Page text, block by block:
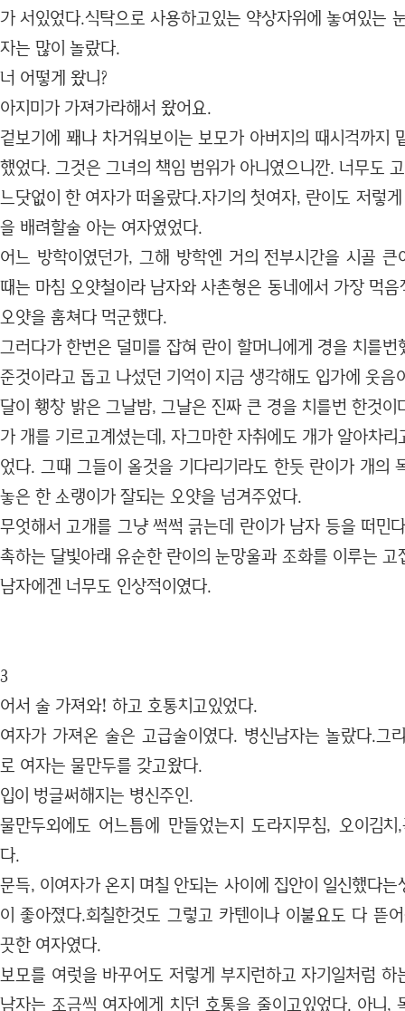
가 서있었다.식탁으로 사용하고있는 약상자위에 놓여있는
자는 많이 놀랐다.
너 어떻게 왔니?
아지미가 가져가라해서 왔어요.
겉보기에 꽤나 차거워보이는 보모가 아버지의 때시걱까지
했었다. 그것은 그녀의 책임 범위가 아니였으니깐. 너무도
느닷없이 한 여자가 떠올랐다.자기의 첫여자, 란이도 저렇
을 배려할술 아는 여자였었다.
어느 방학이였던가, 그해 방학엔 거의 전부시간을 시골
때는 마침 오얏철이라 남자와 사촌형은 동네에서 가장 먹
오얏을 훔쳐다 먹군했다.
그러다가 한번은 덜미를 잡혀 란이 할머니에게 경을 치를
준것이라고 돕고 나섰던 기억이 지금 생각해도 입가에 웃음
달이 횅창 밝은 그날밤, 그날은 진짜 큰 경을 치를번 한것이
가 개를 기르고계셨는데, 자그마한 자취에도 개가 알아차
었다. 그때 그들이 올것을 기다리기라도 한듯 란이가 개의
놓은 한 소랭이가 잘되는 오얏을 넘겨주었다.
무엇해서 고개를 그냥 썩썩 긁는데 란이가 남자 등을 떠민
촉하는 달빛아래 유순한 란이의 눈망울과 조화를 이루는
남자에겐 너무도 인상적이였다.
3
어서 술 가져와! 하고 호통치고있었다.
여자가 가져온 술은 고급술이였다. 병신남자는 놀랐다.그
로 여자는 물만두를 갖고왔다.
입이 벙글써해지는 병신주인.
물만두외에도 어느틈에 만들었는지 도라지무침, 오이김
다.
문득, 이여자가 온지 며칠 안되는 사이에 집안이 일신했다
이 좋아졌다.회칠한것도 그렇고 카텐이나 이불요도 다 뜯
끗한 여자였다.
보모를 여럿을 바꾸어도 저렇게 부지런하고 자기일처럼 하
남자는 조금씩 여자에게 치던 호통을 줄이고있었다. 아니,